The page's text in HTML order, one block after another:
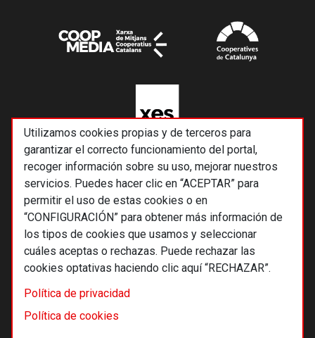
Utilizamos cookies propias y de terceros para
garantizar el correcto funcionamiento del portal,
recoger información sobre su uso, mejorar nuestros
servicios. Puedes hacer clic en “ACEPTAR” para
permitir el uso de estas cookies o en
“CONFIGURACIÓN” para obtener más información de
los tipos de cookies que usamos y seleccionar
cuáles aceptas o rechazas. Puede rechazar las
cookies optativas haciendo clic aquí “RECHAZAR”.
Política de privacidad
Política de cookies
© 2026 Alternativas económicas SCCL
Footer
Términos y condiciones de uso